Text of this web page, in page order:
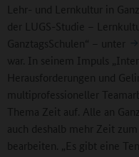
Lehr- und Lernkultur in
der LUGS-Studie –
GanztagsSchulen“ – unter
war. In seinem Impuls
Herausforderungen und
multiprofessioneller
Thema Zeit auf. Alle an
auch deshalb mehr Zeit
bearbeiten. „Es gibt eine